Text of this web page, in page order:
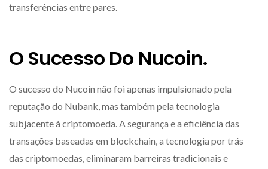
transferências entre pares.
O Sucesso Do Nucoin.
O sucesso do Nucoin não foi apenas impulsionado pela
reputação do Nubank, mas também pela tecnologia
subjacente à criptomoeda. A segurança e a eficiência das
transações baseadas em blockchain, a tecnologia por trás
das criptomoedas, eliminaram barreiras tradicionais e